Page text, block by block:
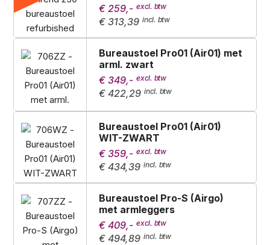
€ 259,-
€ 313,39
Bureaustoel Pro01 (Air01) met
arml. zwart
€ 349,-
€ 422,29
Bureaustoel Pro01 (Air01)
WIT-ZWART
€ 359,-
€ 434,39
Bureaustoel Pro-S (Airgo)
met armleggers
€ 409,-
€ 494,89